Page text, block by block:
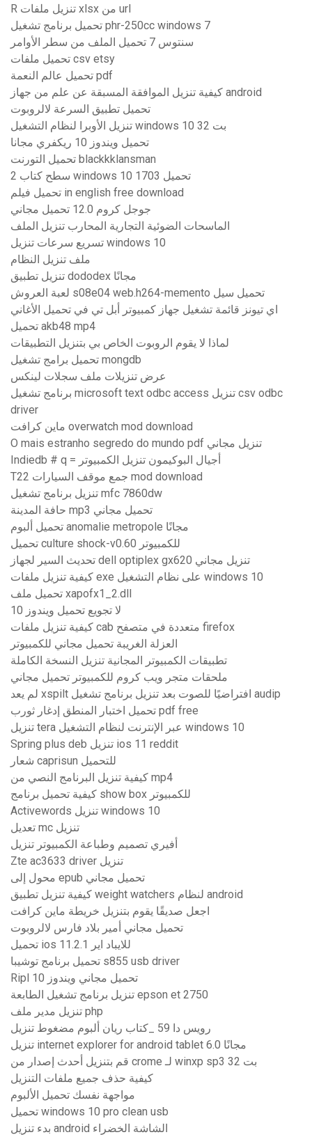
R تنزيل ملفات xlsx من url
تحميل برنامج تشغيل phr-250cc windows 7
سنتوس 7 تحميل الملف من سطر الأوامر
تحميل ملفات csv etsy
تحميل عالم النعمة pdf
كيفية تنزيل الموافقة المسبقة عن علم من جهاز android
تحميل تطبيق السرعة لالروبوت
تنزيل الأوبرا لنظام التشغيل windows 10 32 بت
تحميل ويندوز 10 ريكفري مجانا
تحميل التورنت blackkklansman
سطح كتاب 2 windows 10 1703 تحميل
تحميل فيلم in english free download
جوجل كروم 12.0 تحميل مجاني
الماسحات الضوئية التجارية المحارب تنزيل الملف
تسريع سرعات تنزيل windows 10
ملف تنزيل النظام
تنزيل تطبيق dododex مجانًا
لعبة العروش s08e04 web.h264-memento تحميل سيل
اي تيونز قائمة تشغيل جهاز كمبيوتر أبل تي في تحميل الأغاني
تحميل akb48 mp4
لماذا لا يقوم الروبوت الخاص بي بتنزيل التطبيقات
تحميل برامج تشغيل mongdb
عرض تنزيلات ملف سجلات لينكس
برنامج تشغيل microsoft text odbc access تنزيل csv odbc
driver
ماين كرافت overwatch mod download
O mais estranho segredo do mundo pdf تنزيل مجاني
Indiedb # q = أجيال البوكيمون تنزيل الكمبيوتر
T22 جمع موقف السيارات mod download
تنزيل برنامج تشغيل mfc 7860dw
حافة المدينة mp3 تحميل مجاني
تحميل ألبوم anomalie metropole مجانًا
تحميل culture shock-v0.60 للكمبيوتر
تحديث السير لجهاز dell optiplex gx620 تنزيل مجاني
كيفية تنزيل ملفات exe على نظام التشغيل windows 10
تحميل ملف xapofx1_2.dll
لا تجويع تحميل ويندوز 10
كيفية تنزيل ملفات cab متعددة في متصفح firefox
العزلة الغريبة تحميل مجاني للكمبيوتر
تطبيقات الكمبيوتر المجانية تنزيل النسخة الكاملة
ملحقات متجر ويب كروم للكمبيوتر تحميل مجاني
لم يعد xspilt افتراضيًا للصوت بعد تنزيل برنامج تشغيل audip
تحميل اختبار المنطق إدغار ثورب pdf free
تنزيل tera عبر الإنترنت لنظام التشغيل windows 10
Spring plus deb تنزيل ios 11 reddit
شعار caprisun للتحميل
كيفية تنزيل البرنامج النصي من mp4
كيفية تحميل برنامج show box للكمبيوتر
Activewords تنزيل windows 10
تعديل mc تنزيل
أفيري تصميم وطباعة الكمبيوتر تنزيل
Zte ac3633 driver تنزيل
محول إلى epub تحميل مجاني
كيفية تنزيل تطبيق weight watchers لنظام android
اجعل صديقًا يقوم بتنزيل خريطة ماين كرافت
تحميل مجاني أمير بلاد فارس لالروبوت
تحميل ios 11.2.1 للايباد اير
تحميل برنامج توشيبا s855 usb driver
Ripl تحميل مجاني ويندوز 10
تنزيل برنامج تشغيل الطابعة epson et 2750
تنزيل مدير ملف php
رويس دا 59 _كتاب ريان ألبوم مضغوط تنزيل
تنزيل internet explorer for android tablet 6.0 مجانًا
قم بتنزيل أحدث إصدار من crome لـ winxp sp3 32 بت
كيفية حذف جميع ملفات التنزيل
مواجهة نفسك تحميل الألبوم
تحميل windows 10 pro clean usb
بدء تنزيل android الشاشة الخضراء